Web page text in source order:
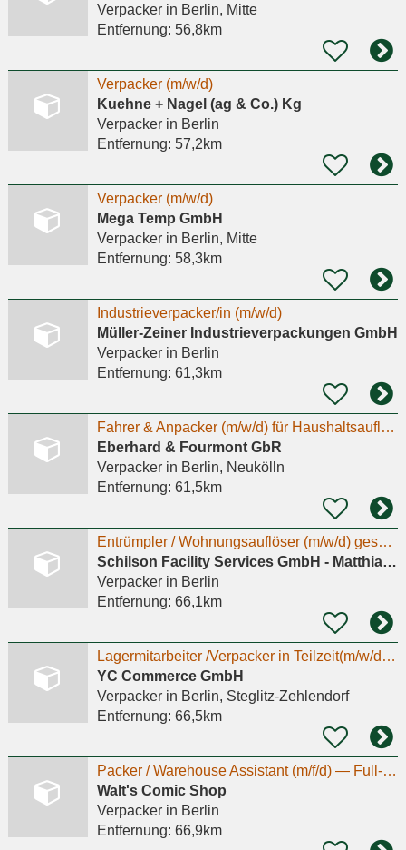
Verpackerin Berlin, Mitte
Entfernung: 56,8km
Verpacker (m/w/d)
Kuehne + Nagel (ag & Co.) Kg
Verpackerin Berlin
Entfernung: 57,2km
Verpacker (m/w/d)
Mega Temp GmbH
Verpackerin Berlin, Mitte
Entfernung: 58,3km
Industrieverpacker/in (m/w/d)
Müller-Zeiner Industrieverpackungen GmbH
Verpackerin Berlin
Entfernung: 61,3km
Fahrer & Anpacker (m/w/d) für Haushaltsauflösung & Umzug
Eberhard & Fourmont GbR
Verpackerin Berlin, Neukölln
Entfernung: 61,5km
Entrümpler / Wohnungsauflöser (m/w/d) gesucht – Anpacker willkommen
Schilson Facility Services GmbH - Matthias Wiechers
Verpackerin Berlin
Entfernung: 66,1km
Lagermitarbeiter /Verpacker in Teilzeit(m/w/d) Berlin Marienfelde
YC Commerce GmbH
Verpackerin Berlin, Steglitz-Zehlendorf
Entfernung: 66,5km
Packer / Warehouse Assistant (m/f/d) — Full-time, Berlin-Marienfelde
Walt's Comic Shop
Verpackerin Berlin
Entfernung: 66,9km